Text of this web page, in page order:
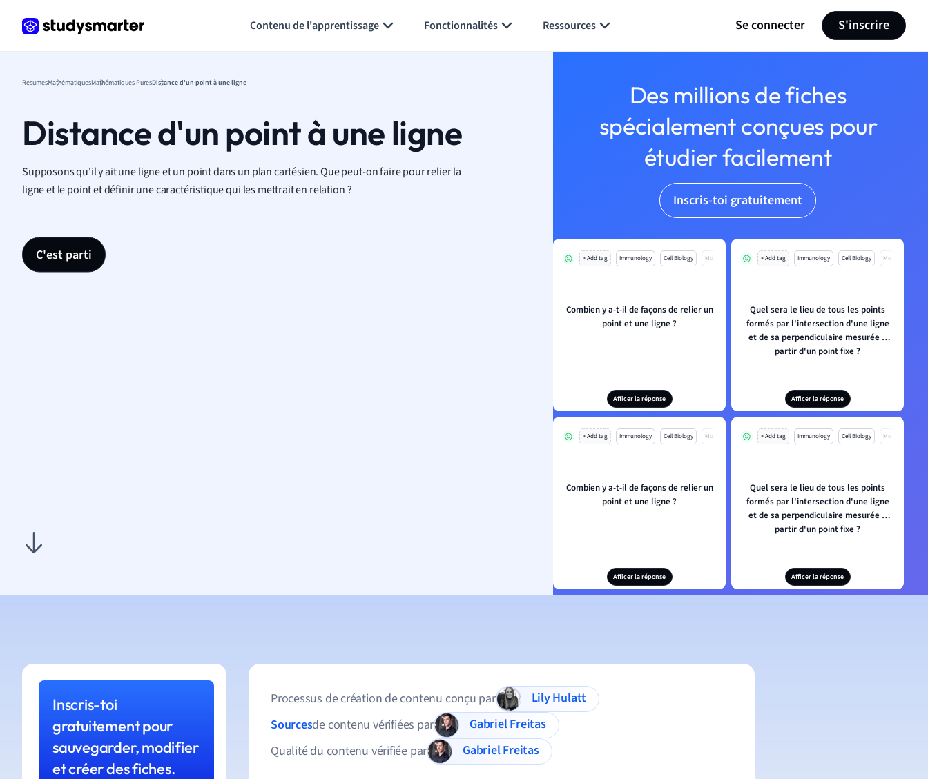
Contenu de l'apprentissage Fonctionnalités Ressources Se connecter S'inscrire
ResumesMathématiquesMathématiques PuresDistance d'un point à une ligne
Distance d'un point à une ligne
Supposons qu'il y ait une ligne et un point dans un plan cartésien. Que peut-on faire pour relier la
ligne et le point et définir une caractéristique qui les mettrait en relation ?
C'est parti
Des millions de fiches
spécialement conçues pour
étudier facilement
Inscris-toi gratuitement
+ Add tag Immunology Cell Biology Mo
Combien y a-t-il de façons de relier un
point et une ligne ?
Afficer la réponse
+ Add tag Immunology Cell Biology Mo
Quel sera le lieu de tous les points
formés par l'intersection d'une ligne
et de sa perpendiculaire mesurée à
partir d'un point fixe ?
Afficer la réponse
+ Add tag Immunology Cell Biology Mo
Combien y a-t-il de façons de relier un
point et une ligne ?
Afficer la réponse
+ Add tag Immunology Cell Biology Mo
Quel sera le lieu de tous les points
formés par l'intersection d'une ligne
et de sa perpendiculaire mesurée à
partir d'un point fixe ?
Afficer la réponse
Inscris-toi
gratuitement pour
sauvegarder, modifier
et créer des fiches.
Processus de création de contenu conçu par
Lily Hulatt
Sourcesde contenu vérifiées par
Gabriel Freitas
Qualité du contenu vérifiée par
Gabriel Freitas